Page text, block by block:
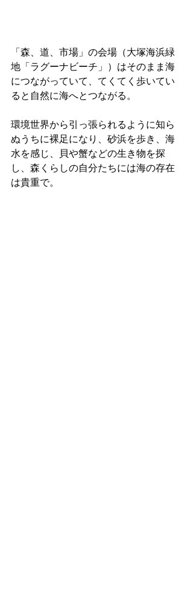
「森、道、市場」の会場（大塚海浜緑
地「ラグーナビーチ」）はそのまま海
につながっていて、てくてく歩いてい
ると自然に海へとつながる。
環境世界から引っ張られるように知ら
ぬうちに裸足になり、砂浜を歩き、海
水を感じ、貝や蟹などの生き物を探
し、森くらしの自分たちには海の存在
は貴重で。